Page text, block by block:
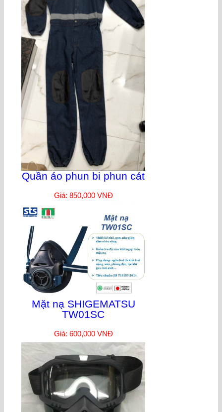
Quần áo phun bi phun cát
Giá: 850,000 VNĐ
Mặt nạ SHIGEMATSU
TW01SC
Giá: 600,000 VNĐ